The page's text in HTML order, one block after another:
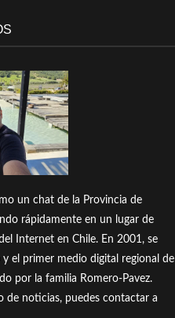
un chat de la Provincia de
rápidamente en un lugar de
Internet en Chile. En 2001, se
el primer medio digital regional de
por la familia Romero-Pavez.
de noticias, puedes contactar a